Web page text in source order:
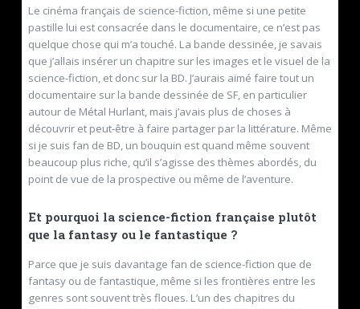
Le cinéma français de science-fiction, même si une petite
pastille lui est consacrée dans le documentaire, ce n’est pas
quelque chose qui m’a touché. La bande dessinée, je savais
que j’allais insérer un chapitre sur les images et le visuel de la
science-fiction, et donc sur la BD. J’aurais aimé faire tout un
documentaire sur la bande dessinée de SF, en particulier
autour de Métal Hurlant, mais j’avais plus de choses à
découvrir et peut-être à faire partager par la littérature. Même
si je suis fan de BD, un bouquin est quand même souvent
beaucoup plus riche, qu’il s’agisse des thèmes abordés, du
point de vue de la prospective ou même de l’aventure.
Et pourquoi la science-fiction française plutôt
que la fantasy ou le fantastique ?
Parce que je suis davantage fan de science-fiction que de
fantasy ou de fantastique, même si les frontières entre les
genres sont souvent très floues. L’un des chapitres du